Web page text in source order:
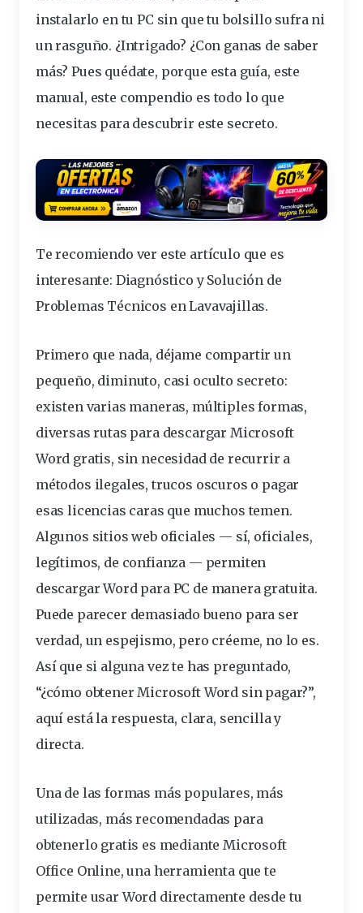
instalarlo en tu PC sin que tu bolsillo sufra ni
un rasguño. ¿Intrigado? ¿Con ganas de saber
más? Pues quédate, porque esta guía, este
manual, este compendio es todo lo que
necesitas para descubrir este secreto.
Te recomiendo ver este artículo que es
interesante: Diagnóstico y Solución de
Problemas Técnicos en Lavavajillas.
Primero que nada, déjame compartir un
pequeño, diminuto, casi oculto secreto:
existen varias maneras, múltiples formas,
diversas rutas para descargar Microsoft
Word gratis, sin necesidad de recurrir a
métodos ilegales, trucos oscuros o pagar
esas licencias caras que muchos temen.
Algunos sitios web oficiales — sí, oficiales,
legítimos, de confianza — permiten
descargar Word para PC de manera gratuita.
Puede parecer demasiado bueno para ser
verdad, un espejismo, pero créeme, no lo es.
Así que si alguna vez te has preguntado,
“¿cómo obtener Microsoft Word sin pagar?”,
aquí está la respuesta, clara, sencilla y
directa.
Una de las formas más populares, más
utilizadas, más recomendadas para
obtenerlo gratis es mediante Microsoft
Office Online, una herramienta que te
permite usar Word directamente desde tu